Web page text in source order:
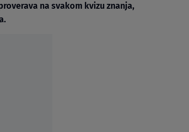
na svakom kvizu znanja,